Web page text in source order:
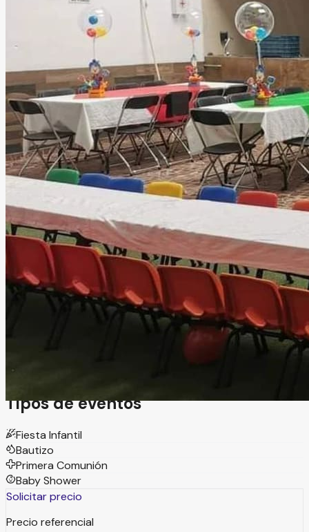
Salón de fiestas Car's
San Luis Potosí, San Luis Potosí Salón Infantil
Información
Salón diseñado especialmente para eventos infantiles, con
áreas de juegos seguras y adecuadas para niños de 1 a 10
años. Ideal para cumpleaños, bautizos, primeras
comuniones, reuniones familiares, graduaciones y baby
Tipos de eventos
Fiesta Infantil
Bautizo
Primera Comunión
Baby Shower
Solicitar precio
Precio referencial